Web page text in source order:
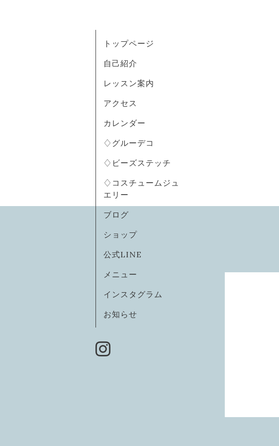
トップページ
自己紹介
レッスン案内
アクセス
カレンダー
♢グルーデコ
♢ビーズステッチ
♢コスチュームジュ
エリー
ブログ
ショップ
公式LINE
メニュー
インスタグラム
お知らせ